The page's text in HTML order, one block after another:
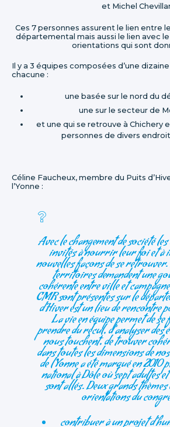
et Michel
Ces 7 personnes assurent le lien entre
départemental mais aussi le lien avec
orientations qui sont
Il y a 3 équipes composées d’une
chacune :
une basée sur le nord du
une sur le secteur de
et une qui se retrouve à Chichery
personnes de divers
Céline Faucheux, membre du Puits
l’Yonne :
Avec le changement de société
invités à nourrir leur foi et à
nouvelles façons de se retrouver.
territoires demandent une
cohérente entre ville et
CMR sont présentes sur le
d’Hiver est un lieu de rencontre
La vie en équipe permet de
prendre du recul, d’analyser des
nous touchent, de trouver
dans toutes les dimensions de
de l’Yonne a été marqué en 2010
national à Dôle où sept adultes
sont allés. Deux grands
orientations du